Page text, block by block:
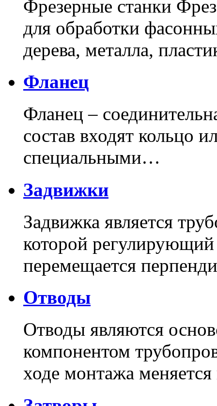
Фрезерные станки
для обработки
дерева, металла,
Фланец
Фланец –
состав входят кольцо
специальными…
Задвижки
Задвижка является
которой
перемещается
Отводы
Отводы являются
компонентом
ходе монтажа